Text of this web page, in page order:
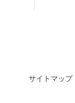
サイトマップ